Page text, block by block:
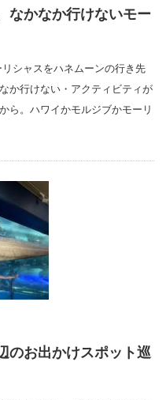
なかなか行けないモー
シャスをハネムーンの行き先
か行けない・アクティビティが
ら。ハワイかモルジブかモーリ
のお出かけスポット巡